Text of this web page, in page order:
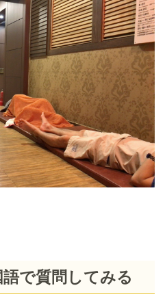
で質問してみる